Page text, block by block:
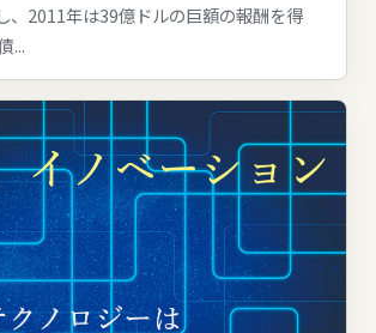
、2011年は39億ドルの巨額の報酬を得
...